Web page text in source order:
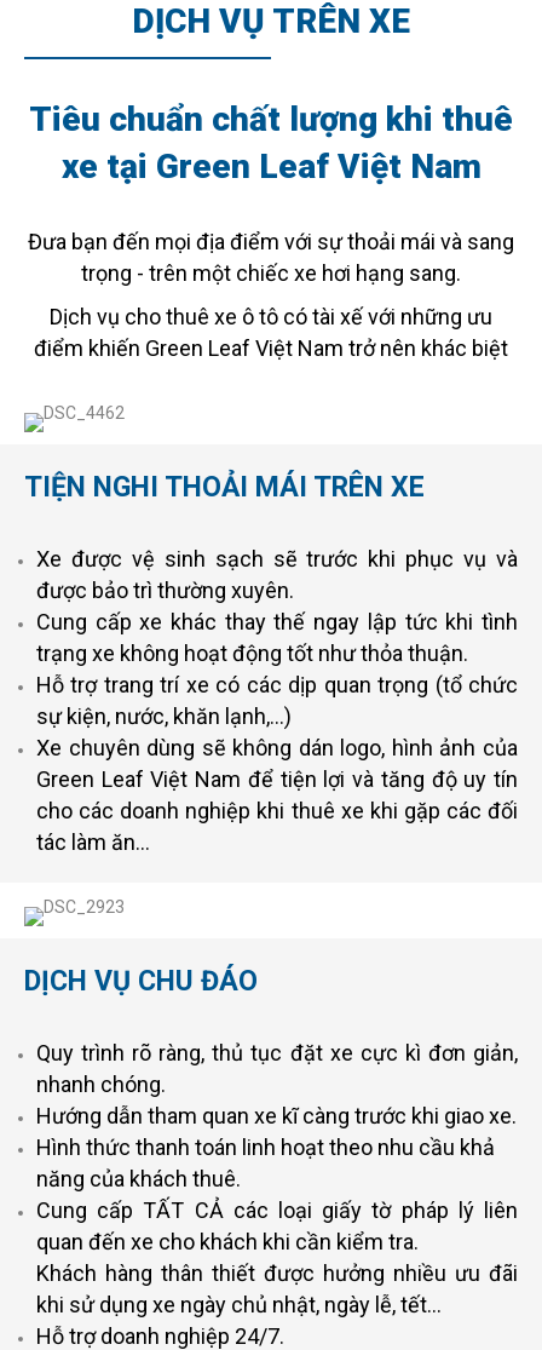
DỊCH VỤ TRÊN XE
Tiêu chuẩn chất lượng khi thuê
xe tại Green Leaf Việt Nam
Đưa bạn đến mọi địa điểm với sự thoải mái và sang
trọng - trên một chiếc xe hơi hạng sang.
Dịch vụ cho thuê xe ô tô có tài xế với những ưu
điểm khiến Green Leaf Việt Nam trở nên khác biệt
TIỆN NGHI THOẢI MÁI TRÊN XE
Xe được vệ sinh sạch sẽ trước khi phục vụ và
được bảo trì thường xuyên.
Cung cấp xe khác thay thế ngay lập tức khi tình
trạng xe không hoạt động tốt như thỏa thuận.
Hỗ trợ trang trí xe có các dịp quan trọng (tổ chức
sự kiện, nước, khăn lạnh,…)
Xe chuyên dùng sẽ không dán logo, hình ảnh của
Green Leaf Việt Nam để tiện lợi và tăng độ uy tín
cho các doanh nghiệp khi thuê xe khi gặp các đối
tác làm ăn…
DỊCH VỤ CHU ĐÁO
Quy trình rõ ràng, thủ tục đặt xe cực kì đơn giản,
nhanh chóng.
Hướng dẫn tham quan xe kĩ càng trước khi giao xe.
Hình thức thanh toán linh hoạt theo nhu cầu khả
năng của khách thuê.
Cung cấp TẤT CẢ các loại giấy tờ pháp lý liên
quan đến xe cho khách khi cần kiểm tra.
Khách hàng thân thiết được hưởng nhiều ưu đãi
khi sử dụng xe ngày chủ nhật, ngày lễ, tết…
Hỗ trợ doanh nghiệp 24/7.